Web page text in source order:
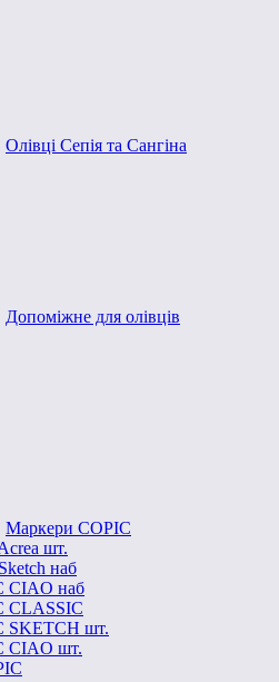
Олівці Сепія та Сангіна
Допоміжне для олівців
Маркери COPIC
шт.
наб
CIAO наб
CLASSIC
SKETCH шт.
CIAO шт.